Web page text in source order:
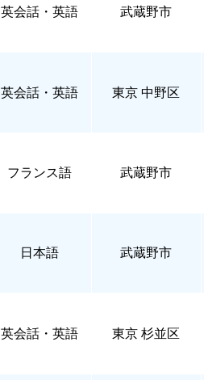
英会話・英語 武蔵野市
英会話・英語 東京 中野区
フランス語 武蔵野市
日本語 武蔵野市
英会話・英語 東京 杉並区